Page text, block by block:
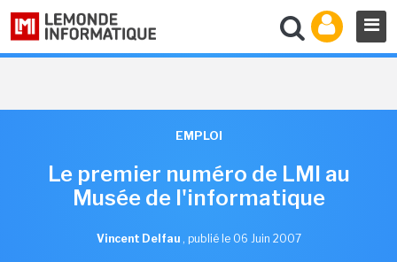
EMPLOI
Le premier numéro de LMI au
Musée de l'informatique
Vincent Delfau , publié le 06 Juin 2007